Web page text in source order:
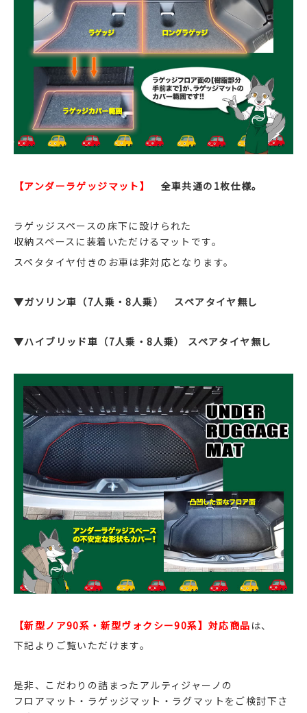
【アンダーラゲッジマット】 全車共通の1枚仕様。
ラゲッジスペースの床下に設けられた
収納スペースに装着いただけるマットです。
スペタタイヤ付きのお車は非対応となります。
▼ガソリン車（7人乗・8人乗） スペアタイヤ無し
▼ハイブリッド車（7人乗・8人乗） スペアタイヤ無し
【新型ノア90系・新型ヴォクシー90系】対応商品 は、
下記よりご覧いただけます。
是非、こだわりの詰まったアルティジャーノの
フロアマット・ラゲッジマット・ラグマットをご検討下さ